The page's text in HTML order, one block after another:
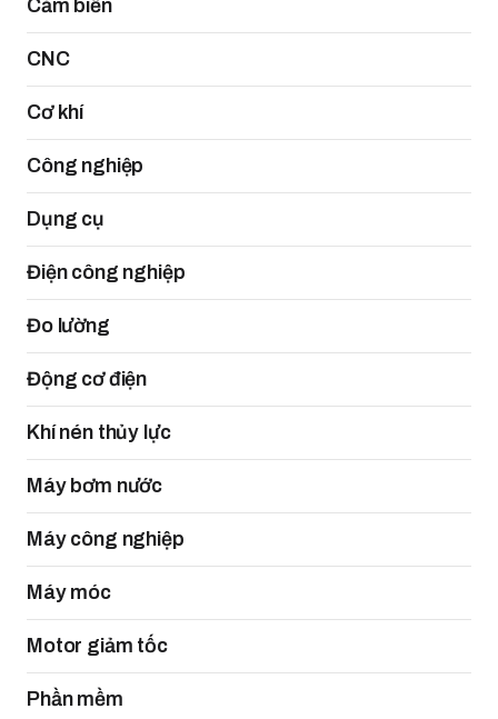
Cảm biến
CNC
Cơ khí
Công nghiệp
Dụng cụ
Điện công nghiệp
Đo lường
Động cơ điện
Khí nén thủy lực
Máy bơm nước
Máy công nghiệp
Máy móc
Motor giảm tốc
Phần mềm